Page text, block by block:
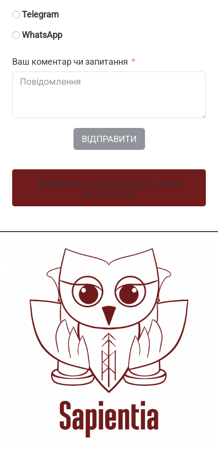
Telegram
WhatsApp
Ваш коментар чи запитання
ВІДПРАВИТИ
Додати всі 3 частини курсу в кошик
за 12 000 грн